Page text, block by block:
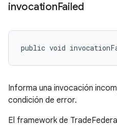
invocationFailed
public void
Informa una invocación
condición de error.
El framework de